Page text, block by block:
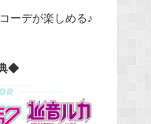
ーデが楽しめる♪
◆